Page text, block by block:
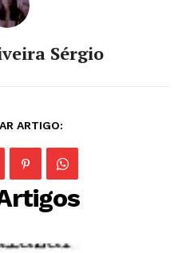
Sérgio
ARTIGO: